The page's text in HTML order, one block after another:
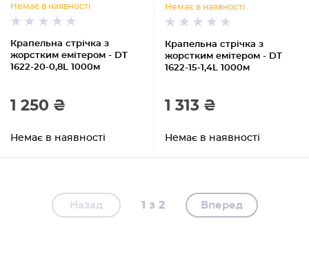
Крапельна стрічка з
жорстким емітером - DT
1622-20-0,8L 1000м
Немає в наявності
1 250 ₴
Немає в наявності
Крапельна стрічка з
жорстким емітером - DT
1622-15-1,4L 1000м
Немає в наявності
1 313 ₴
Немає в наявності
Назад 1 2 Вперед